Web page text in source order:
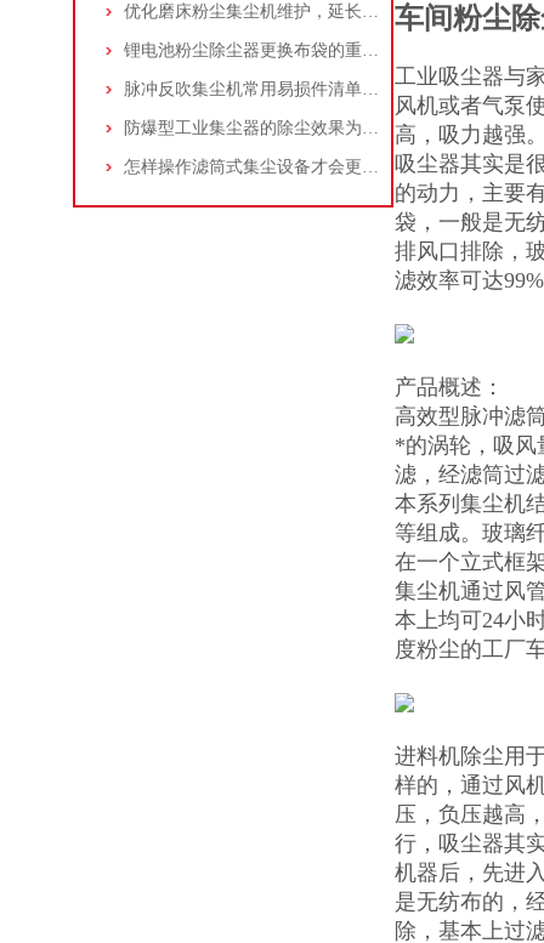
优化磨床粉尘集尘机维护，延长设备寿命
锂电池粉尘除尘器更换布袋的重要性与方法
脉冲反吹集尘机常用易损件清单与更换周期建议
防爆型工业集尘器的除尘效果为何不佳？
怎样操作滤筒式集尘设备才会更安全
车间粉尘
工业吸尘器与
风机或者气泵
高，吸力越强
吸尘器其实是
的动力，主要
袋，一般是无
排风口排除，
滤效率可达
产品概述：
高效型脉冲滤
*的涡轮，吸风
滤，经滤筒过
本系列集尘机
等组成。玻璃
在一个立式框
集尘机通过风
本上均可24小
度粉尘的工厂
进料机除尘用
样的，通过风
压，负压越高
行，吸尘器其
机器后，先进
是无纺布的，
除，基本上过